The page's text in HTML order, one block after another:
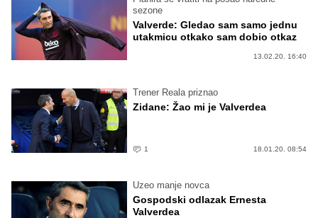
sezone
Valverde: Gledao sam samo jednu
utakmicu otkako sam dobio otkaz
13.02.20. 16:40
Trener Reala priznao
Zidane: Žao mi je Valverdea
1 18.01.20. 08:54
Uzeo manje novca
Gospodski odlazak Ernesta
Valverdea